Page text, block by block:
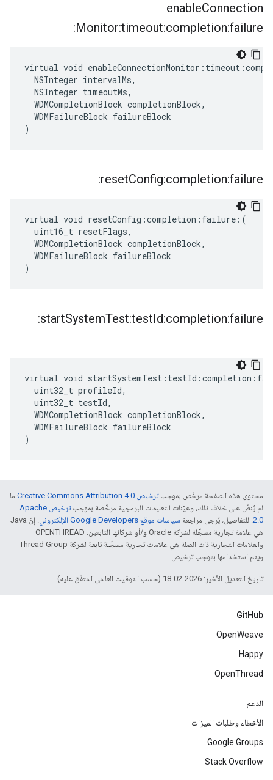
enableConnection
Monitor:timeout:completion:failure:
virtual void
  NSInteger intervalMs,
  NSInteger timeoutMs,
  WDMCompletionBlock completionBlock,
  WDMFailureBlock failureBlock
)
resetConfig:completion:failure:
virtual void resetConfig:completion:failure:(
  uint16_t resetFlags,
  WDMCompletionBlock completionBlock,
  WDMFailureBlock failureBlock
)
startSystemTest:testId:completion:failure:
virtual void
  uint32_t profileId,
  uint32_t testId,
  WDMCompletionBlock completionBlock,
  WDMFailureBlock failureBlock
)
محتوى هذه الصفحة مرخّص بموجبترخيص Creative Commons Attribution 4.0‏
ما
لم يُنصّ على خلاف ذلك، وعيّنات التعليمات البرمجية مرخّصة بموجب
ترخيص Apache
2.0‏. للتفاصيل، يُرجى مراجعة سياسات موقع Google Developers الإلكتروني
. إنّ Java
هي علامة تجارية مسجَّلة لشركة Oracle و/أو شركائها التابعين. ‫OPENTHREAD
والعلامات التجارية ذات الصلة هي علامات تجارية مسجّلة تابعة لشركة Thread Group
ويتم استخدامها بموجب ترخيص.
تاريخ التعديل الأخير: 2026-02-18 (حسب التوقيت العالمي المتفَّق عليه)
GitHub
OpenWeave
Happy
OpenThread
الدعم
الأخطاء وطلبات الميزات
Google Groups
Stack Overflow